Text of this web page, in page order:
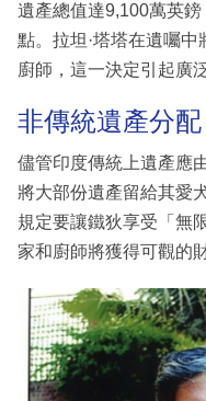
遺產總值達9,100萬英
點。拉坦·塔塔在遺囑
廚師，這一決定引起廣
非傳統遺產分配
儘管印度傳統上遺產應
將大部份遺產留給其愛
規定要讓鐵狄享受「無
家和廚師將獲得可觀的財